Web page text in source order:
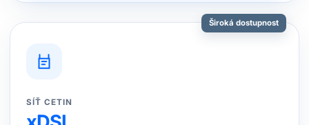
Široká dostupnost
SÍŤ CETIN